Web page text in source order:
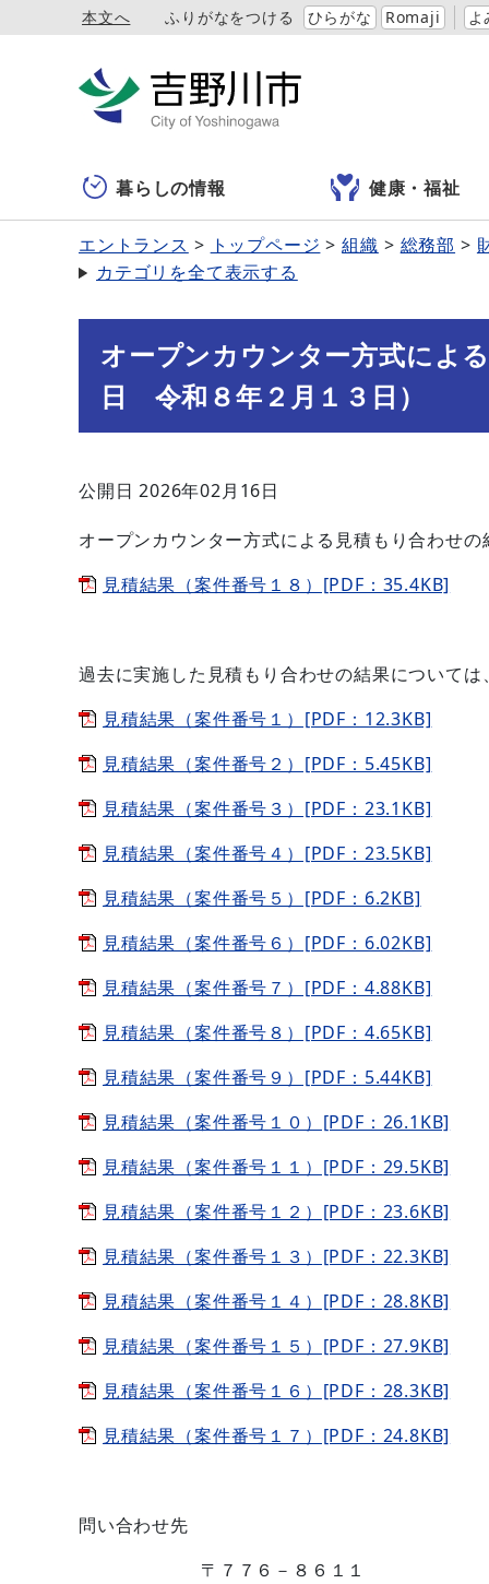
本文へ ふりがなをつける ひらがな Romaji よ
暮らしの情報 健康・福祉
エントランス トップページ 組織 総務部
カテゴリを全て表示する
オープンカウンター方式によ
日 令和８年２月１３日）
公開日 2026年02月16日
オープンカウンター方式による見積もり合わせ
見積結果（案件番号１８）[PDF：35.4KB]
過去に実施した見積もり合わせの結果について
見積結果（案件番号１）[PDF：12.3KB]
見積結果（案件番号２）[PDF：5.45KB]
見積結果（案件番号３）[PDF：23.1KB]
見積結果（案件番号４）[PDF：23.5KB]
見積結果（案件番号５）[PDF：6.2KB]
見積結果（案件番号６）[PDF：6.02KB]
見積結果（案件番号７）[PDF：4.88KB]
見積結果（案件番号８）[PDF：4.65KB]
見積結果（案件番号９）[PDF：5.44KB]
見積結果（案件番号１０）[PDF：26.1KB]
見積結果（案件番号１１）[PDF：29.5KB]
見積結果（案件番号１２）[PDF：23.6KB]
見積結果（案件番号１３）[PDF：22.3KB]
見積結果（案件番号１４）[PDF：28.8KB]
見積結果（案件番号１５）[PDF：27.9KB]
見積結果（案件番号１６）[PDF：28.3KB]
見積結果（案件番号１７）[PDF：24.8KB]
問い合わせ先
〒７７６－８６１１